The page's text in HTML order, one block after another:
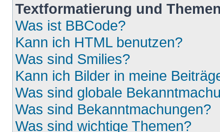
Textformatierung und
Was ist BBCode?
Kann ich HTML benutzen?
Was sind Smilies?
Kann ich Bilder in meine
Was sind globale
Was sind Bekanntmachungen?
Was sind wichtige Themen?